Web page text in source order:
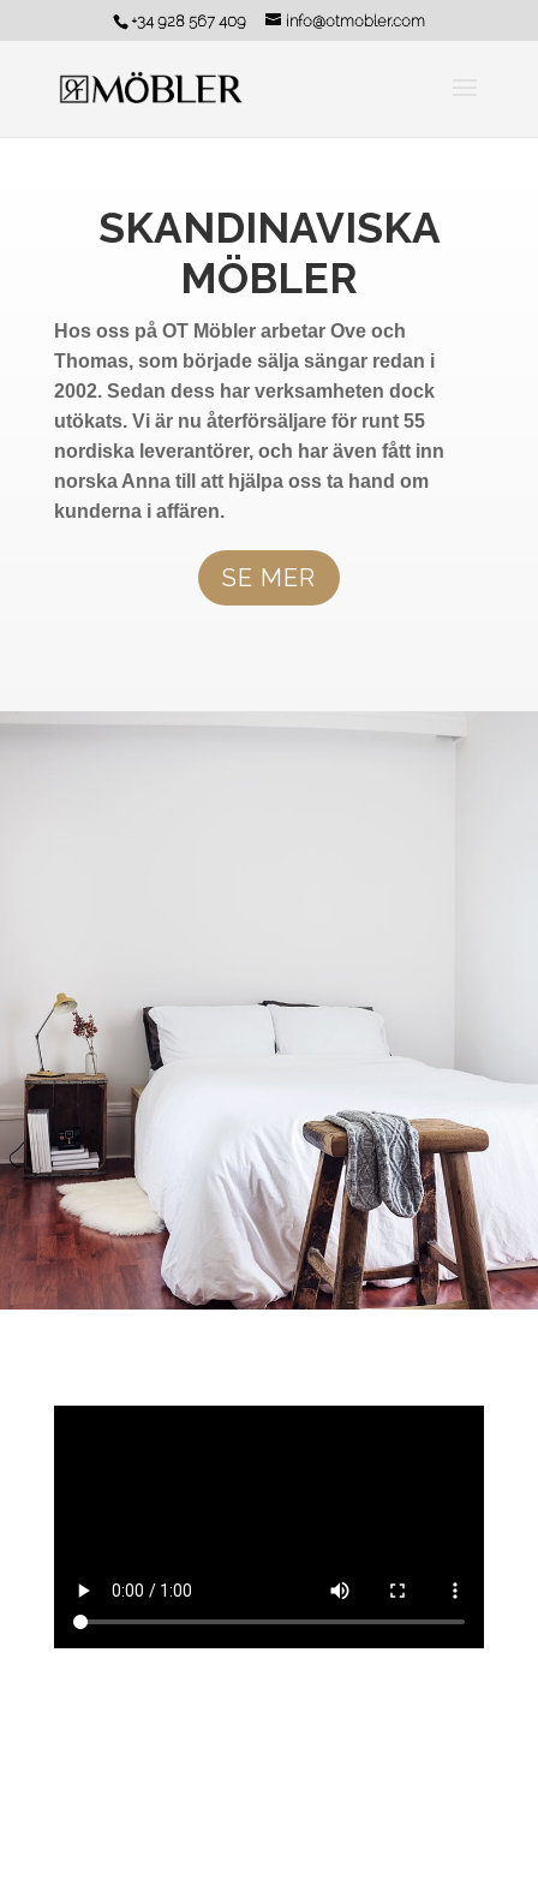
+34 928 567 409 info@otmobler.com
SKANDINAVISKA
MÖBLER
Hos oss på OT Möbler arbetar Ove och
Thomas, som började sälja sängar redan i
2002. Sedan dess har verksamheten dock
utökats. Vi är nu återförsäljare för runt 55
nordiska leverantörer, och har även fått inn
norska Anna till att hjälpa oss ta hand om
kunderna i affären.
SE MER